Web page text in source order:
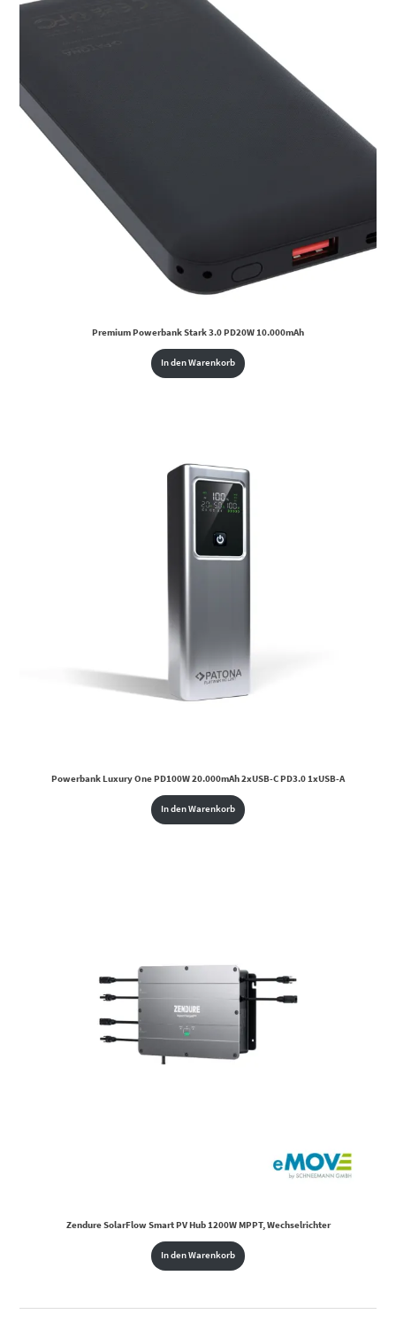
Premium Powerbank Stark 3.0 PD20W 10.000mAh
In den Warenkorb
Powerbank Luxury One PD100W 20.000mAh 2xUSB-C PD3.0 1xUSB-A
In den Warenkorb
Zendure SolarFlow Smart PV Hub 1200W MPPT, Wechselrichter
In den Warenkorb